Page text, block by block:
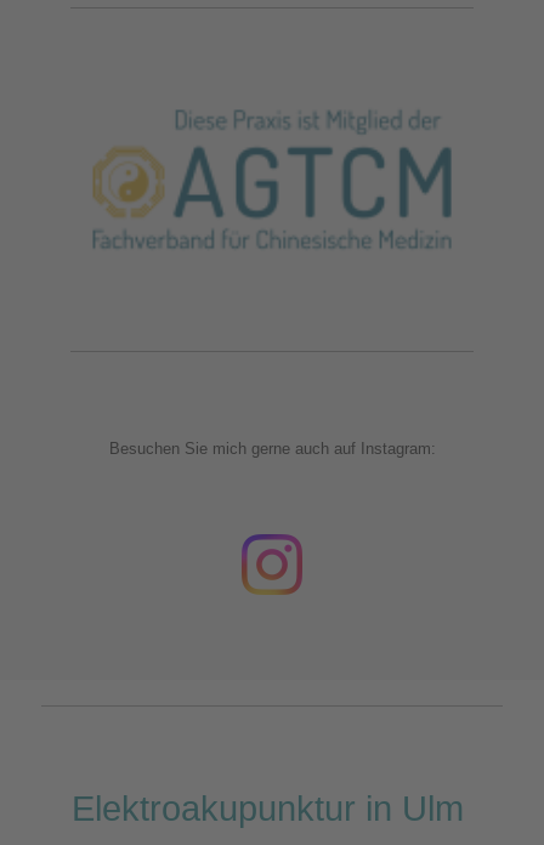
Besuchen Sie mich gerne auch auf Instagram:
Elektroakupunktur in Ulm